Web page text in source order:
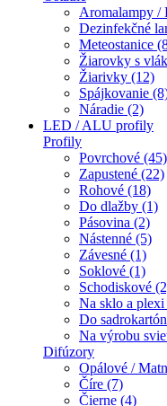
Aromalampy /
Dezinfekčné
Meteostanice
Žiarovky s
Žiarivky (12)
Spájkovanie
Náradie (2)
LED / ALU profily
Profily
Povrchové (45)
Zapustené (22)
Rohové (18)
Do dlažby (1)
Pásovina (2)
Nástenné (5)
Závesné (1)
Soklové (1)
Schodiskové
Na sklo a
Do
Na výrobu
Difúzory
Opálové /
Číre (7)
Čierne (4)